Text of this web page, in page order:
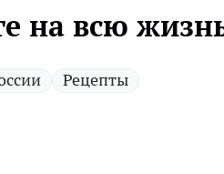
на всю
Рецепты